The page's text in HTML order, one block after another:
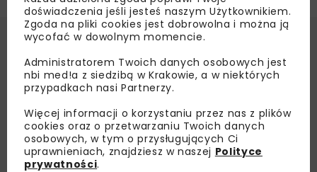
doświadczenia jeśli jesteś naszym Użytkownikiem.
Zgoda na pliki cookies jest dobrowolna i można ją
wycofać w dowolnym momencie.
Administratorem Twoich danych osobowych jest
nbi med!a z siedzibą w Krakowie, a w niektórych
przypadkach nasi Partnerzy.
Więcej informacji o korzystaniu przez nas z plików
cookies oraz o przetwarzaniu Twoich danych
osobowych, w tym o przysługujących Ci
uprawnieniach, znajdziesz w naszej Polityce
prywatności.